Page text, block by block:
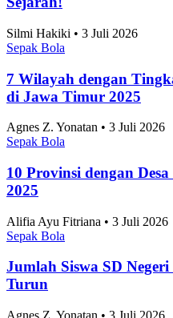
10 Taman Paling Ramai
2025
Sepak Bola
10 Kota Terbaik untuk
Ranking 2027
Sepak Bola
Skor 2-1 Hasil
Piala Presiden 2026,
dan Melangkah Ke Final
Tri Candra • 3 Juli 2026